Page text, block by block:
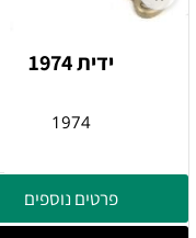
ידית 1974
1974
פרטים נוספים